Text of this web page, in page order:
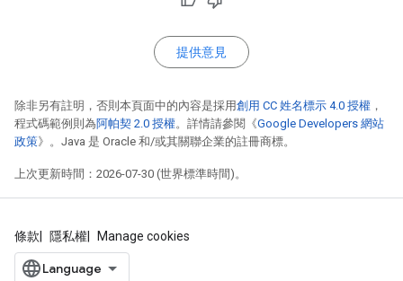
提供意見
除非另有註明，否則本頁面中的內容是採用創用 CC 姓名標示 4.0 授權 ，
程式碼範例則為阿帕契 2.0 授權。詳情請參閱《Google Developers 網站
政策》。Java 是 Oracle 和/或其關聯企業的註冊商標。
上次更新時間：2026-07-30 (世界標準時間)。
條款 隱私權 Manage cookies